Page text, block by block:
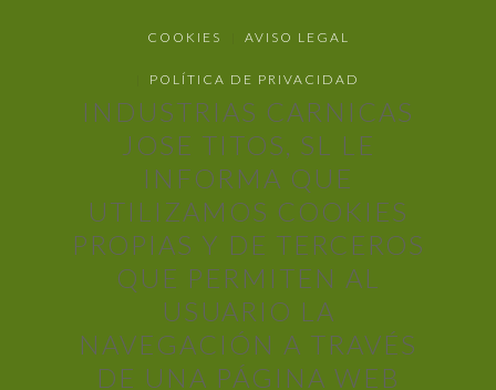
COOKIES AVISO LEGAL
POLÍTICA DE PRIVACIDAD
INDUSTRIAS CARNICAS
JOSE TITOS, SL LE
INFORMA QUE
UTILIZAMOS COOKIES
PROPIAS Y DE TERCEROS
QUE PERMITEN AL
USUARIO LA
NAVEGACIÓN A TRAVÉS
DE UNA PÁGINA WEB